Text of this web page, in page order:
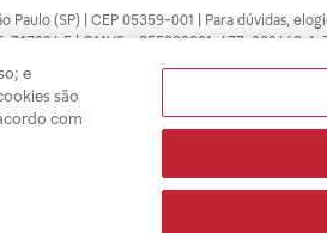
Paulo (SP) | CEP 05359-001 | Para dúvidas,
7.17094.5 | CMVS - 355030801-477-002443-
o médico está apto a diagnosticar
para compras feitas pela internet.
tranquilidade. A privacidade e a segurança
e
são
com